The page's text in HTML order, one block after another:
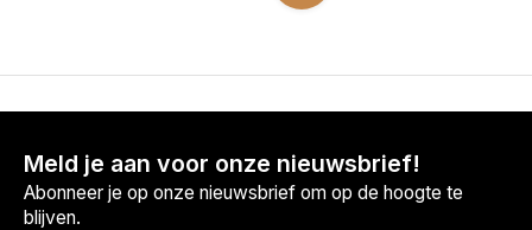
Meld je aan voor onze nieuwsbrief!
Abonneer je op onze nieuwsbrief om op de hoogte te
blijven.